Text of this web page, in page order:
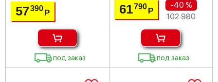
57390Р
под заказ
61790 Р
-40 %
102 980
под заказ